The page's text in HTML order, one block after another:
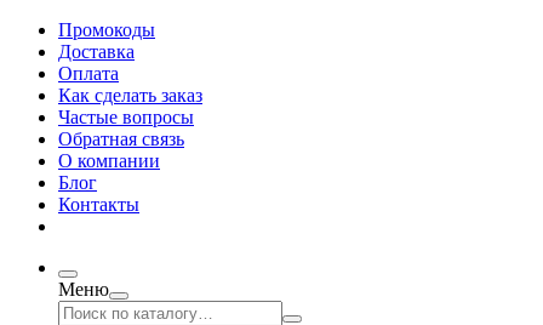
Промокоды
Доставка
Оплата
Как сделать заказ
Частые вопросы
Обратная связь
О компании
Блог
Контакты
Меню